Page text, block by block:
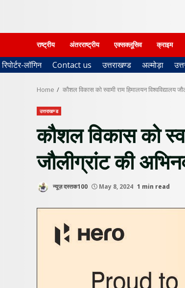
राष्ट्रीय अंतरराष्ट्रीय एक्सक्लूसिव क्राइम
रिपोर्टर-लॉगिन Contact us उत्तराखण्ड अल्मोड़ा
Home कौशल विकास को स्वामी राम हिमालयन विश्वविद्यालय
उत्तराखण्ड
कौशल विकास को
जौलीग्रांट की
न्यूज़ दस्तक100 May 8, 2024 1 min read